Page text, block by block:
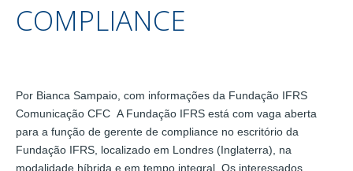
COMPLIANCE
Por Bianca Sampaio, com informações da Fundação IFRS
Comunicação CFC A Fundação IFRS está com vaga aberta
para a função de gerente de compliance no escritório da
Fundação IFRS, localizado em Londres (Inglaterra), na
modalidade híbrida e em tempo integral. Os interessados